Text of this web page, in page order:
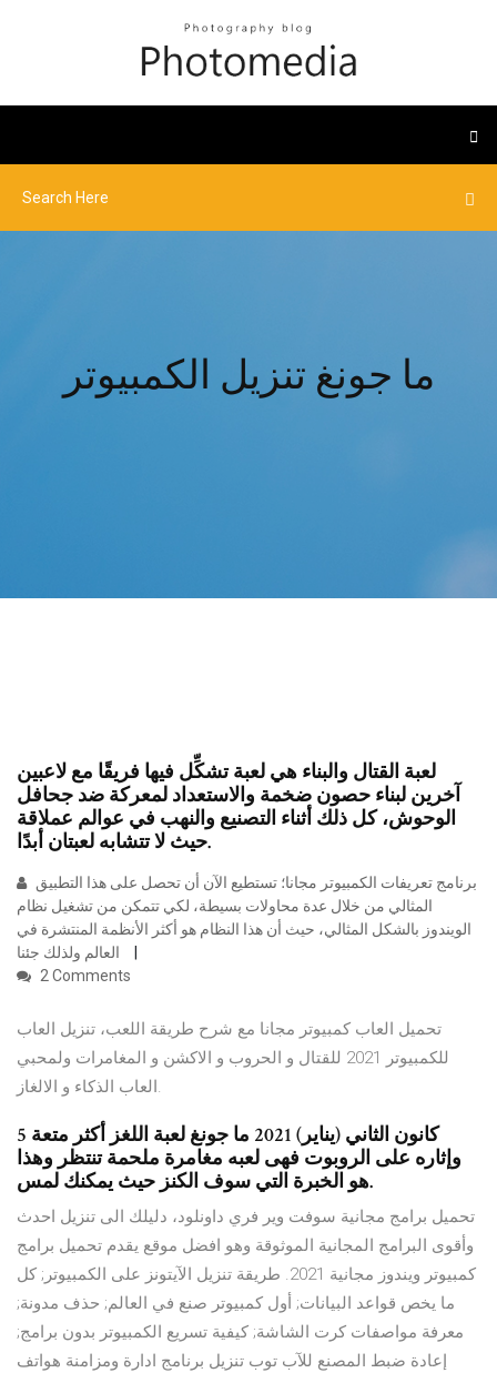
ما جونغ تنزيل الكمبيوتر
لعبة القتال والبناء هي لعبة تشكِّل فيها فريقًا مع لاعبين
آخرين لبناء حصون ضخمة والاستعداد لمعركة ضد جحافل
الوحوش، كل ذلك أثناء التصنيع والنهب في عوالم عملاقة
حيث لا تتشابه لعبتان أبدًا.
المثالي من خلال عدة محاولات بسيطة، لكي تتمكن من تشغيل نظام
الويندوز بالشكل المثالي، حيث أن هذا النظام هو أكثر الأنظمة المنتشرة في
2 Comments
تحميل العاب كمبيوتر مجانا مع شرح طريقة اللعب، تنزيل العاب
للكمبيوتر 2021 للقتال و الحروب و الاكشن و المغامرات ولمحبي
العاب الذكاء و الالغاز.
5 كانون الثاني (يناير) 2021 ما جونغ لعبة اللغز أكثر متعة
وإثاره على الروبوت فهى لعبه مغامرة ملحمة تنتظر وهذا
هو الخبرة التي سوف الكنز حيث يمكنك لمس.
تحميل برامج مجانية سوفت وير فري داونلود، دليلك الى تنزيل احدث
وأقوى البرامج المجانية الموثوقة وهو افضل موقع يقدم تحميل برامج
كمبيوتر ويندوز مجانية 2021. طريقة تنزيل الآيتونز على الكمبيوتر; كل
ما يخص قواعد البيانات; أول كمبيوتر صنع في العالم; حذف مدونة;
معرفة مواصفات كرت الشاشة; كيفية تسريع الكمبيوتر بدون برامج;
إعادة ضبط المصنع للآب توب تنزيل برنامج ادارة ومزامنة هواتف